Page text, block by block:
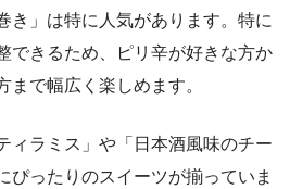
き」は特に人気があります。特に
できるため、ピリ辛が好きな方か
まで幅広く楽しめます。
ィラミス」や「日本酒風味のチー
ぴったりのスイーツが揃っていま